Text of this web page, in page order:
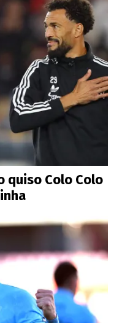
quiso Colo Colo